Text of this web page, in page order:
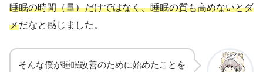
睡眠の時間（量）だけではなく、睡眠の質も高めないとダ
メだなと感じました。
そんな僕が睡眠改善のために始めたことを